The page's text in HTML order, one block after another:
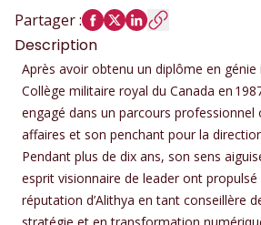
Partager:
Description
Après avoir obtenu un diplôme en
Collège militaire royal du Canada en
engagé dans un parcours professionnel
affaires et son penchant pour la
Pendant plus de dix ans, son sens
esprit visionnaire de leader ont
réputation d’Alithya en tant conseillère